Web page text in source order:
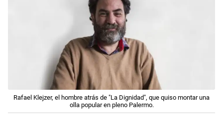
Rafael Klejzer, el hombre atrás de "La Dignidad", que quiso montar una
olla popular en pleno Palermo.